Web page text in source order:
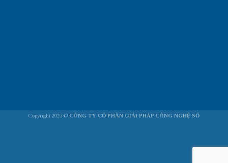
Copyright 2026 © CÔNG TY CỔ PHẦN GIẢI PHÁP CÔNG NGHỆ SỐ